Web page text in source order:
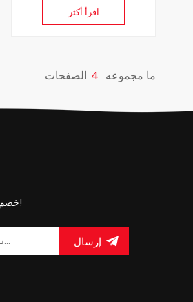
اقرأ أكثر
ما مجموعه 4 الصفحات
خصم 10 ٪ للعملاء الجدد!
إرسال